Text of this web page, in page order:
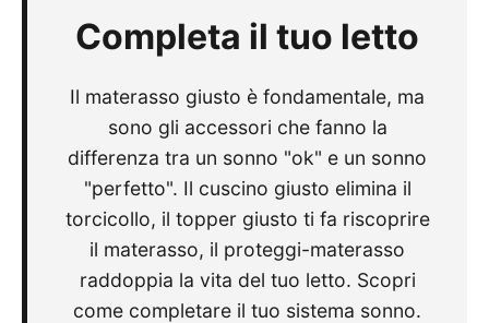
Completa il tuo letto
Il materasso giusto è fondamentale, ma
sono gli accessori che fanno la
differenza tra un sonno "ok" e un sonno
"perfetto". Il cuscino giusto elimina il
torcicollo, il topper giusto ti fa riscoprire
il materasso, il proteggi-materasso
raddoppia la vita del tuo letto. Scopri
come completare il tuo sistema sonno.